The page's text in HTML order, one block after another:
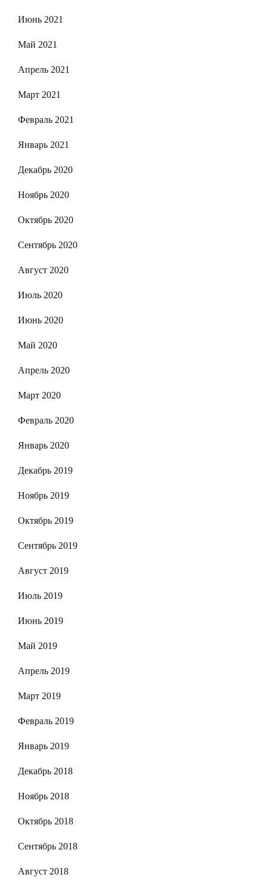
Июнь 2021
Май 2021
Апрель 2021
Март 2021
Февраль 2021
Январь 2021
Декабрь 2020
Ноябрь 2020
Октябрь 2020
Сентябрь 2020
Август 2020
Июль 2020
Июнь 2020
Май 2020
Апрель 2020
Март 2020
Февраль 2020
Январь 2020
Декабрь 2019
Ноябрь 2019
Октябрь 2019
Сентябрь 2019
Август 2019
Июль 2019
Июнь 2019
Май 2019
Апрель 2019
Март 2019
Февраль 2019
Январь 2019
Декабрь 2018
Ноябрь 2018
Октябрь 2018
Сентябрь 2018
Август 2018